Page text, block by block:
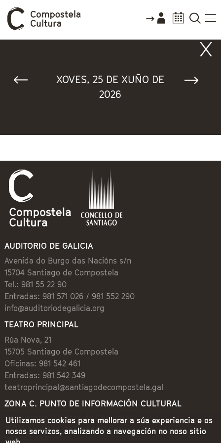
XOVES, 25 DE XUÑO DE
2026
AUDITORIO DE GALICIA
Avenida do Burgo das Nacións s/n
15704 Santiago de Compostela
Tel.: 981 55 22 90
Entradas: 981 571 026 / 981 552 290
info@auditoriodegalicia.org
TEATRO PRINCIPAL
Rúa Nova, 21
15705 Santiago de Compostela
Oficinas: 981 542 461
Entradas: 981 542 349
teatroprincipal@santiagodecompostela.gal
ZONA C. PUNTO DE INFORMACIÓN CULTURAL
Preguntoiro, 1 (Praza de Cervantes)
15704 Santiago de Compostela
981 542 462
Utilizamos cookies para mellorar a súa experiencia e os
nosos servizos, analizando a navegación no noso sitio